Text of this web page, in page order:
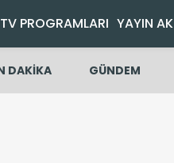
TV PROGRAMLARI YAYIN
DAKİKA GÜNDEM